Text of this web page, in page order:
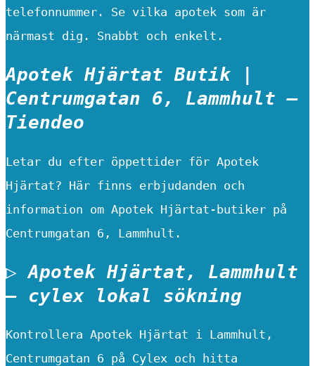
telefonnummer. Se vilka apotek som är
närmast dig. Snabbt och enkelt.
Apotek Hjärtat Butik |
Centrumgatan 6, Lammhult –
Tiendeo
Letar du efter öppettider för Apotek
Hjärtat? Här finns erbjudanden och
information om Apotek Hjärtat-butiker på
Centrumgatan 6, Lammhult.
▷ Apotek Hjärtat, Lammhult
– cylex lokal sökning
Kontrollera Apotek Hjärtat i Lammhult,
Centrumgatan 6 på Cylex och hitta